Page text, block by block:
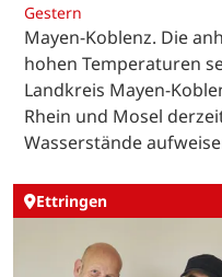
Gestern
Mayen-Koblenz. Die
hohen Temperaturen
Landkreis Mayen-
Rhein und Mosel
Wasserstände
Ettringen